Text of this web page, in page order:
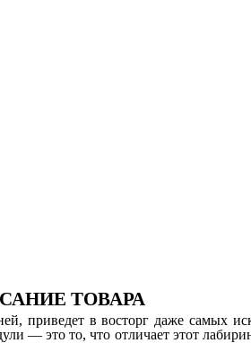
ТОВАРА
приведет в восторг даже самых
— это то, что отличает этот